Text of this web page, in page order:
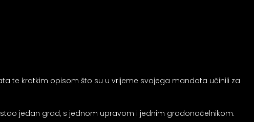
te kratkim opisom što su u vrijeme svojega mandata učinili za
jedan grad, s jednom upravom i jednim gradonačelnikom.